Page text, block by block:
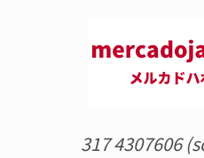
317 4307606